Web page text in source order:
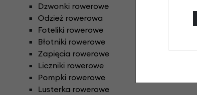
Dzwonki rowerowe
Odzież rowerowa
Foteliki rowerowe
Błotniki rowerowe
Zapięcia rowerowe
Liczniki rowerowe
Pompki rowerowe
Lusterka rowerowe